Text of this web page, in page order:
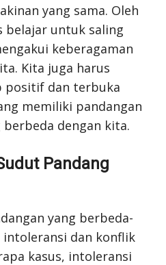
yang sama. Oleh
belajar untuk saling
keberagaman
Kita juga harus
positif dan terbuka
memiliki pandangan
dengan kita.
Pandang
yang berbeda-
intoleransi dan konflik
kasus, intoleransi